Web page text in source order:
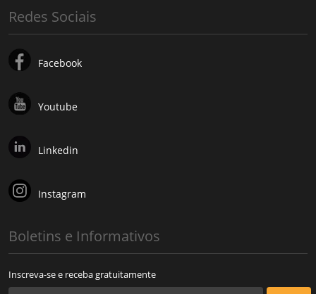
Redes Sociais
Facebook
Youtube
Linkedin
Instagram
Boletins e Informativos
Inscreva-se e receba gratuitamente